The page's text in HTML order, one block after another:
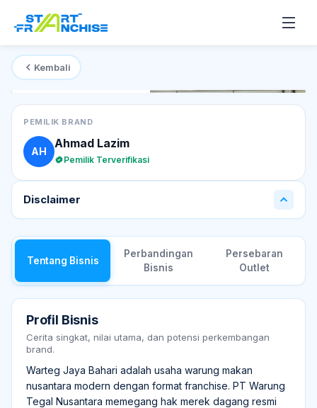
Kembali
Mulai dari
Rp 50 Juta
Tentang Bisnis
Perbandingan
Bisnis
Persebaran
Outlet
Profil Bisnis
Cerita singkat, nilai utama, dan potensi perkembangan
brand.
Warteg Jaya Bahari adalah usaha warung makan
nusantara modern dengan format franchise. PT Warung
Tegal Nusantara memegang hak merek dagang resmi
PEMILIK BRAND
AH
Ahmad Lazim
Pemilik Terverifikasi
Disclaimer